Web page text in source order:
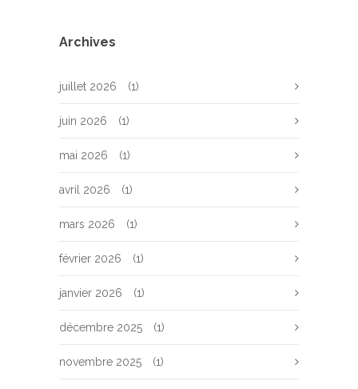
Archives
juillet 2026 (1)
juin 2026 (1)
mai 2026 (1)
avril 2026 (1)
mars 2026 (1)
février 2026 (1)
janvier 2026 (1)
décembre 2025 (1)
novembre 2025 (1)